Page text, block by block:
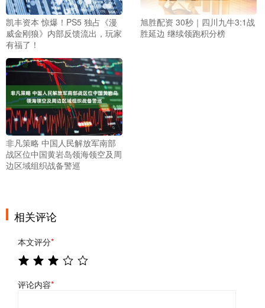
凯丰资本 惊爆！PS5 独占《漫
威金刚狼》内部反馈流出，玩家
有福了！
旭胜配资 30秒｜四川九牛3:1战
胜延边 继续领跑积分榜
非凡策略 中国人民解放军南部
战区位中国黄岩岛领海领空及周
边区域组织战备警巡
相关评论
本文评分*
评论内容*